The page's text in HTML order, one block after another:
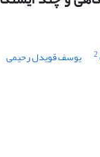
2 یوسف قویدل رحیمی